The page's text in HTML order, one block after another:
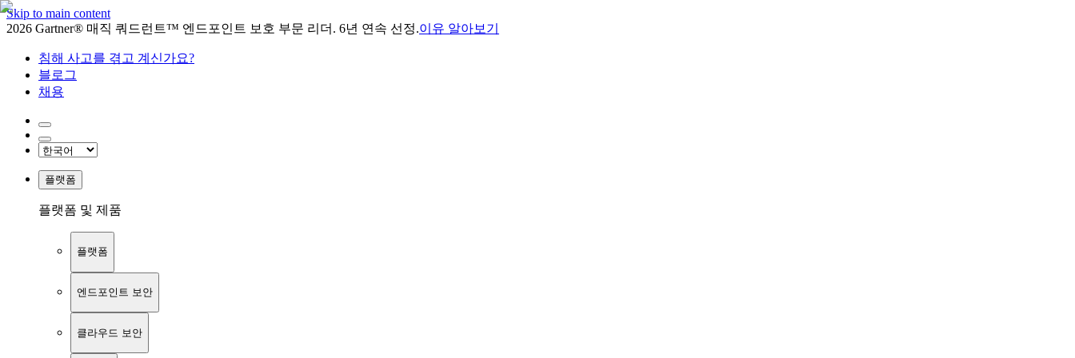
Skip to main content
2026 Gartner® 매직 쿼드런트™ 엔드포인트 보호 부문 리더. 6년 연속 선정.이유 알아보기
침해 사고를 겪고 계신가요?
블로그
채용
플랫폼
플랫폼 및 제품
플랫폼
엔드포인트 보안
클라우드 보안